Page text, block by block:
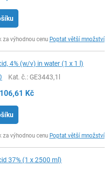
za výhodnou cenu Poptat větší množství
4% (w/v) in water (1 x 1 l)
Kat. č.: GE3443,1l
Kč
za výhodnou cenu Poptat větší množství
37% (1 x 2500 ml)